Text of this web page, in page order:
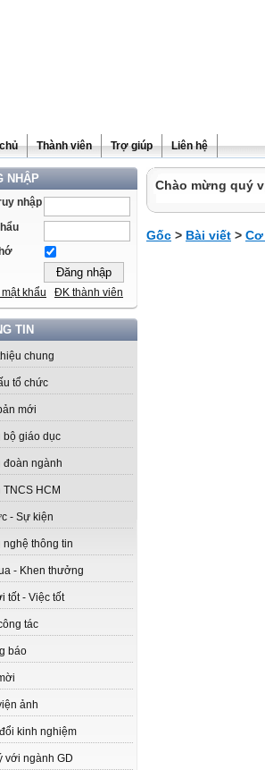
Thành viên Trợ giúp Liên hệ
NHẬP
nhập
khẩu ĐK thành viên
TIN
chung
tổ chức
mới
bộ giáo dục
đoàn ngành
HCM
- Sự kiện
nghệ thông tin
- Khen thưởng
tốt - Việc tốt
tác
báo
ảnh
kinh nghiệm
với ngành GD
Chào mừng quý
Gốc > Bài viết >